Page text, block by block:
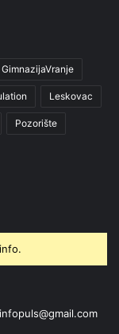
GimnazijaVranje
Leskovac
Pozorište